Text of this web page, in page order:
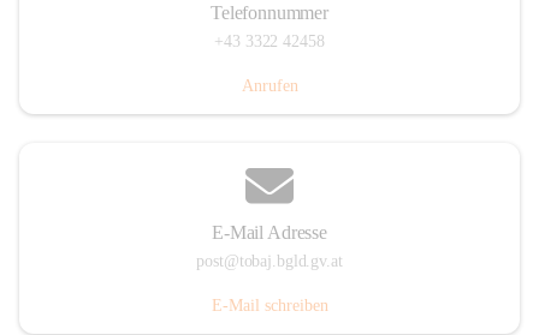
Telefonnummer
+43 3322 42458
Anrufen
E-Mail Adresse
post@tobaj.bgld.gv.at
E-Mail schreiben